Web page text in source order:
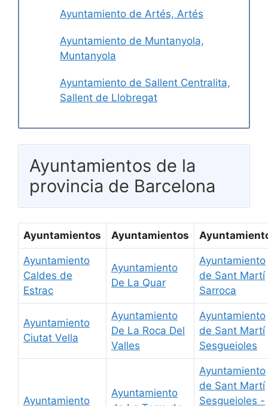
Ayuntamiento de Artés, Artés
Ayuntamiento de Muntanyola,
Muntanyola
Ayuntamiento de Sallent Centralita,
Sallent de Llobregat
Ayuntamientos de la
provincia de Barcelona
Ayuntamientos Ayuntamientos
Ayuntamiento
Caldes de
Estrac
Ayuntamiento
De La Quar
Ayuntamiento
de Sant Martí
Sarroca
Ayuntamiento
Ciutat Vella
Ayuntamiento
De La Roca Del
Valles
Ayuntamiento
de Sant Martí
Sesgueioles
Ayuntamiento
Ayuntamiento
Ayuntamiento
de Sant Martí
Sesgueioles -